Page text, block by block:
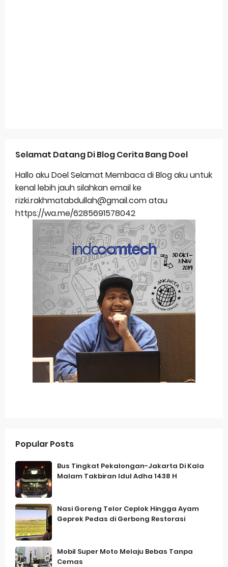
Selamat Datang Di Blog Cerita Bang Doel
Hallo aku Doel Selamat Membaca di Blog aku untuk
kenal lebih jauh silahkan email ke
rizki.rakhmatabdullah@gmail.com atau
https://wa.me/6285691578042
Popular Posts
Bus Tingkat Pekalongan-Jakarta Di Kala
Malam Takbiran Idul Adha 1438 H
Nasi Goreng Telor Ceplok Hingga Ayam
Geprek Pedas di Gerbong Restorasi
Mobil Super Moto Melaju Bebas Tanpa
Cemas